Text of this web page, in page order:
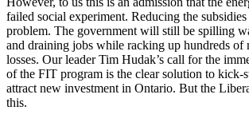
failed social experiment. Reducing the
problem. The government will still be spilling
and draining jobs while racking up hundreds of
losses. Our leader Tim Hudak’s call for the
of the FIT program is the clear solution to kick-
attract new investment in Ontario. But the
this.